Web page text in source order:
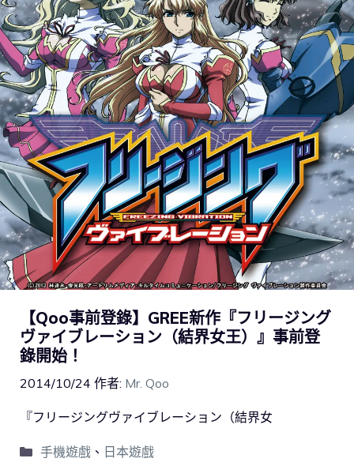
【Qoo事前登錄】GREE新作『フリージング
ヴァイブレーション（結界女王）』事前登
錄開始！
2014/10/24 作者: Mr. Qoo
『フリージングヴァイブレーション（結界女
手機遊戲、 日本遊戲